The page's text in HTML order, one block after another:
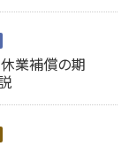
業補償の期